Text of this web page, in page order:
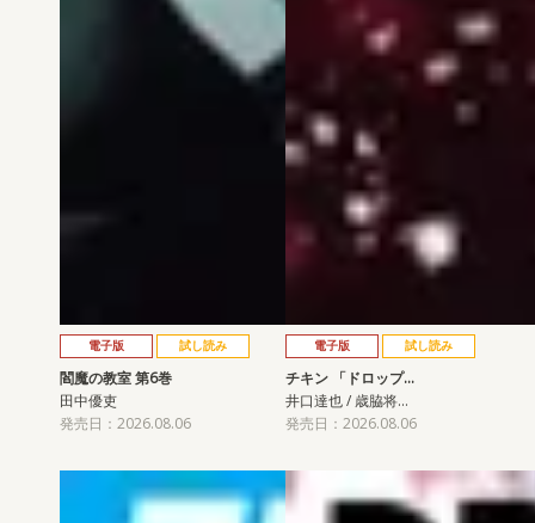
電子版 試し読み
閻魔の教室 第6巻
田中優吏
発売日：2026.08.06
電子版 試し読み
チキン 「ドロップ…
井口達也 / 歳脇将…
発売日：2026.08.06